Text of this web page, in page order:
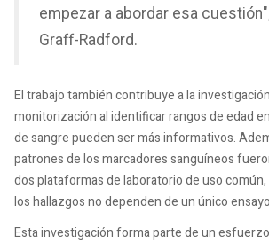
empezar a abordar esa
Graff-Radford.
El trabajo también contribuye a la
monitorización al identificar rangos de edad
de sangre pueden ser más informativos.
patrones de los marcadores sanguíneos
dos plataformas de laboratorio de uso
los hallazgos no dependen de un único
Esta investigación forma parte de un